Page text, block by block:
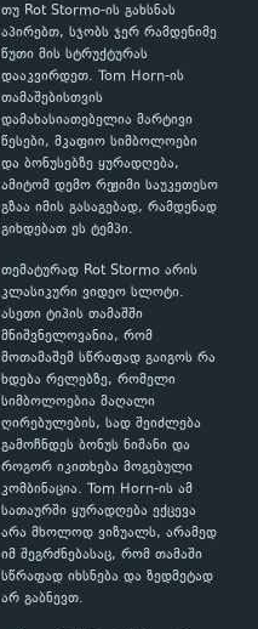
თუ Rot Stormo-ის გახსნას
აპირებთ, სჯობს ჯერ რამდენიმე
წუთი მის სტრუქტურას
დააკვირდეთ. Tom Horn-ის
თამაშებისთვის
დამახასიათებელია მარტივი
წესები, მკაფიო სიმბოლოები
და ბონუსებზე ყურადღება,
ამიტომ დემო რეჟიმი საუკეთესო
გზაა იმის გასაგებად, რამდენად
გიხდებათ ეს ტემპი.
თემატურად Rot Stormo არის
კლასიკური ვიდეო სლოტი.
ასეთი ტიპის თამაშში
მნიშვნელოვანია, რომ
მოთამაშემ სწრაფად გაიგოს რა
ხდება რელებზე, რომელი
სიმბოლოებია მაღალი
ღირებულების, სად შეიძლება
გამოჩნდეს ბონუს ნიშანი და
როგორ იკითხება მოგებული
კომბინაცია. Tom Horn-ის ამ
სათაურში ყურადღება ექცევა
არა მხოლოდ ვიზუალს, არამედ
იმ შეგრძნებასაც, რომ თამაში
სწრაფად იხსნება და ზედმეტად
არ გაბნევთ.